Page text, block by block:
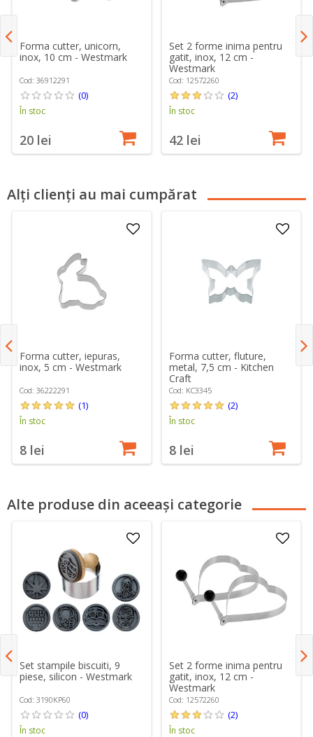
Forma cutter, unicorn,
inox, 10 cm - Westmark
Cod: 36912291
(0)
În stoc
20 lei
Set 2 forme inima pentru
gatit, inox, 12 cm -
Westmark
Cod: 12572260
(2)
În stoc
42 lei
Alți clienți au mai cumpărat
Forma cutter, iepuras,
inox, 5 cm - Westmark
Cod: 36222291
(1)
În stoc
8 lei
Forma cutter, fluture,
metal, 7,5 cm - Kitchen
Craft
Cod: KC3345
(2)
În stoc
8 lei
Alte produse din aceeași categorie
Set stampile biscuiti, 9
piese, silicon - Westmark
Cod: 3190KP60
(0)
În stoc
Set 2 forme inima pentru
gatit, inox, 12 cm -
Westmark
Cod: 12572260
(2)
În stoc